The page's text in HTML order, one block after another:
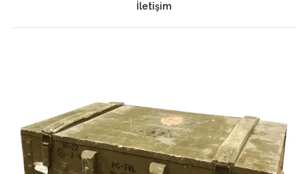
İletişim